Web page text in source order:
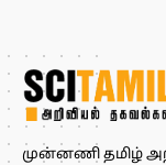
முன்னணி தமிழ்